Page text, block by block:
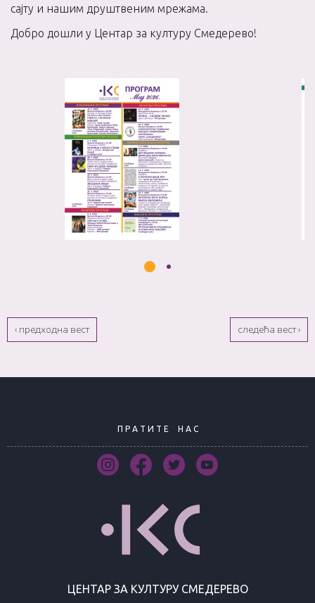
сајту и нашим друштвеним мрежама.
Добро дошли у Центар за културу Смедерево!
‹ предходна вест следећа вест ›
П Р А Т И Т Е Н А С
ЦЕНТАР ЗА КУЛТУРУ СМЕДЕРЕВО